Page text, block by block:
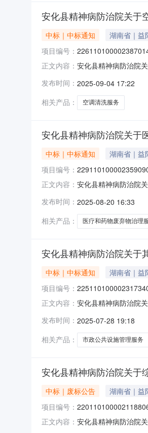
安化县精神病防治院关于
中标｜中标通知 湖南省｜益
项目编号：
正文内容： 安化县精神病防治院
在行政区划名称:湖南
发布时间： 2025-09-04 17:22
相关产品：
空调清洗服务
安化县精神病防治院关于
中标｜中标通知 湖南省｜益
项目编号：
正文内容： 安化县精神病防治院
政区划编码:430923项
发布时间： 2025-08-20 16:33
相关产品：
医疗和药物废弃物治理
安化县精神病防治院关于
中标｜中标通知 湖南省｜益
项目编号：
正文内容： 安化县精神病防治院
政区划编码:430923项
发布时间： 2025-07-28 19:18
相关产品：
市政公共设施管理服务
安化县精神病防治院关于
中标｜废标公告 湖南省｜益
项目编号：
正文内容： 安化县精神病防治院